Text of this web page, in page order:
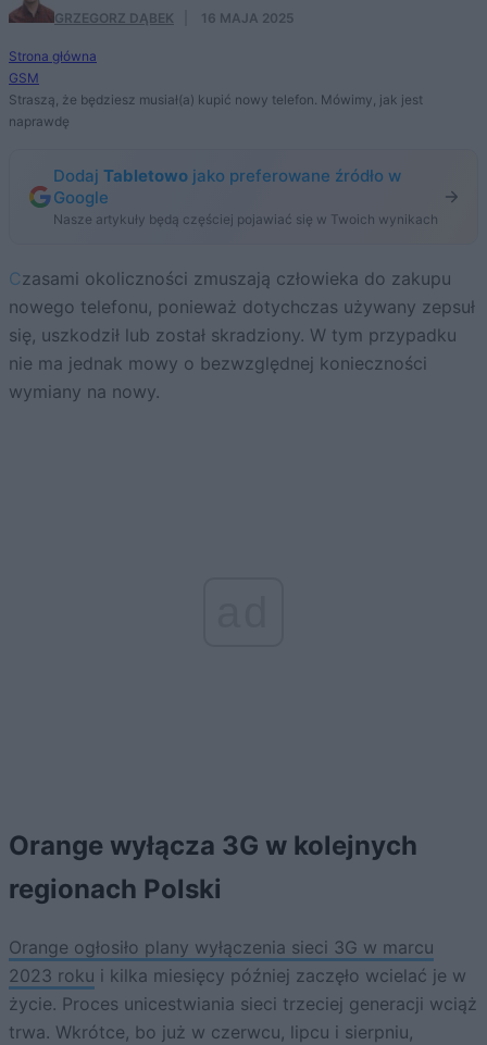
GRZEGORZ DĄBEK 16 MAJA 2025
Strona główna
GSM
Straszą, że będziesz musiał(a) kupić nowy telefon. Mówimy, jak jest
naprawdę
Dodaj Tabletowo jako preferowane źródło w
Google
Nasze artykuły będą częściej pojawiać się w Twoich wynikach
Czasami okoliczności zmuszają człowieka do zakupu
nowego telefonu, ponieważ dotychczas używany zepsuł
się, uszkodził lub został skradziony. W tym przypadku
nie ma jednak mowy o bezwzględnej konieczności
wymiany na nowy.
Orange wyłącza 3G w kolejnych
regionach Polski
Orange ogłosiło plany wyłączenia sieci 3G w marcu
2023 roku i kilka miesięcy później zaczęło wcielać je w
życie. Proces unicestwiania sieci trzeciej generacji wciąż
trwa. Wkrótce, bo już w czerwcu, lipcu i sierpniu,